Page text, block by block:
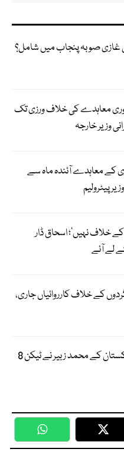
غازی صوبہ پنجاب میں شامل؟
معاہدے کی خلاف ورزی تک
وزیر خارجہ
کے معاہدے آئندہ ماہ سے
پیٹرولیم
خلاف نہیں’؛ اسحاق ڈار
لے آئے
کے خلاف کارروائیاں جاری،
ای اسپورٹس ورلڈ کپ؛ پاکستان کے محمد زبیر نے ٹیکن 8
WhatsApp